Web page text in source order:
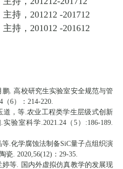
持，201212 -201712
持，201012 -201612
鹏. 高校研究生实验室安全规范与管
6）：214-220.
道，等.农业工程类学生层级式创新
验室科学.2021.24（5）:186-189.
.化学腐蚀法制备SiC量子点组织演
瓷. 2020,56(12)：29-35.
等. 国内外虚拟仿真教学的发展现